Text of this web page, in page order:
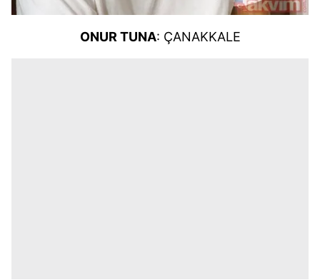
ONUR TUNA: ÇANAKKALE